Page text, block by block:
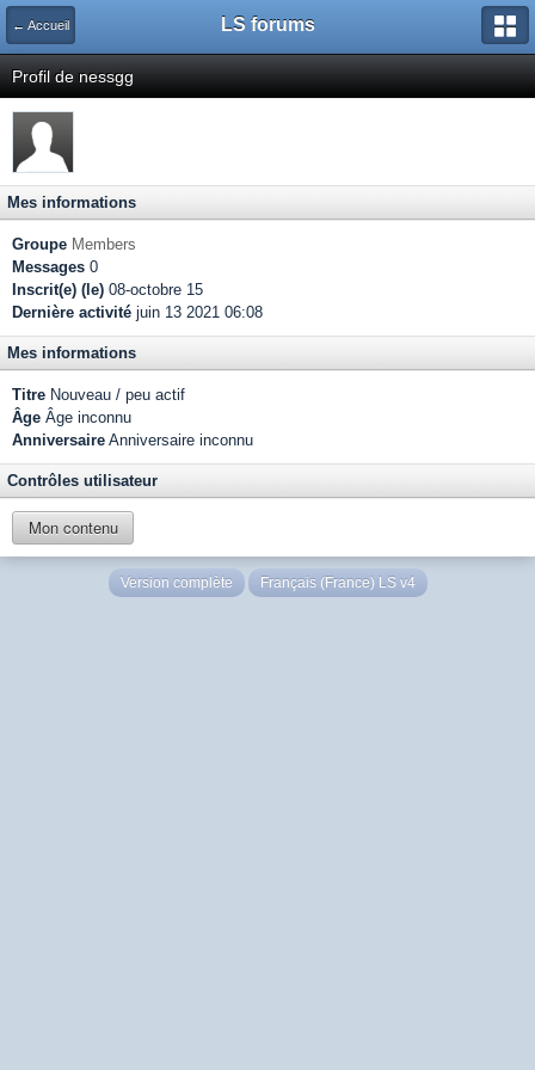
← Accueil LS forums
Profil de nessgg
Mes informations
Groupe Members
Messages 0
Inscrit(e) (le) 08-octobre 15
Dernière activité juin 13 2021 06:08
Mes informations
Titre Nouveau / peu actif
Âge Âge inconnu
Anniversaire Anniversaire inconnu
Contrôles utilisateur
Mon contenu
Version complète Français (France) LS v4